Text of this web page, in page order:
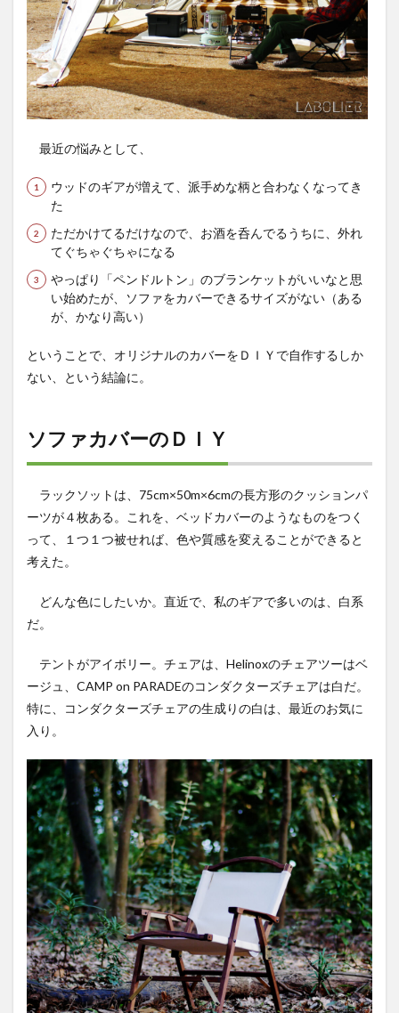
最近の悩みとして、
ウッドのギアが増えて、派手めな柄と合わなくなってき
た
ただかけてるだけなので、お酒を呑んでるうちに、外れ
てぐちゃぐちゃになる
やっぱり「ペンドルトン」のブランケットがいいなと思
い始めたが、ソファをカバーできるサイズがない（ある
が、かなり高い）
ということで、オリジナルのカバーをＤＩＹで自作するしか
ない、という結論に。
ソファカバーのＤＩＹ
ラックソットは、75cm×50m×6cmの長方形のクッションパ
ーツが４枚ある。これを、ベッドカバーのようなものをつく
って、１つ１つ被せれば、色や質感を変えることができると
考えた。
どんな色にしたいか。直近で、私のギアで多いのは、白系
だ。
テントがアイボリー。チェアは、Helinoxのチェアツーはベ
ージュ、CAMP on PARADEのコンダクターズチェアは白だ。
特に、コンダクターズチェアの生成りの白は、最近のお気に
入り。